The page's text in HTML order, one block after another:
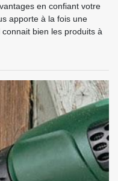
en confiant votre
apporte à la fois une
bien les produits à